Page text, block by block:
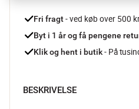
Fri fragt - ved køb over 500
Byt i 1 år og få pengene
Klik og hent i butik - På
BESKRIVELSE